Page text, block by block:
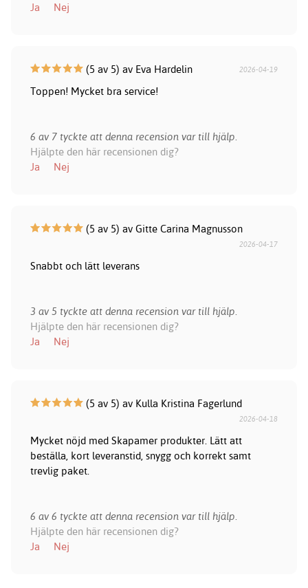
Ja
Nej
(5 av 5) av Eva Hardelin 2026-04-19
Toppen! Mycket bra service!
6 av 7 tyckte att denna recension var till hjälp.
Hjälpte den här recensionen dig?
Ja
Nej
(5 av 5) av Gitte Carina Magnusson
2026-04-17
Snabbt och lätt leverans
3 av 5 tyckte att denna recension var till hjälp.
Hjälpte den här recensionen dig?
Ja
Nej
(5 av 5) av Kulla Kristina Fagerlund
2026-04-18
Mycket nöjd med Skapamer produkter. Lätt att
beställa, kort leveranstid, snygg och korrekt samt
trevlig paket.
6 av 6 tyckte att denna recension var till hjälp.
Hjälpte den här recensionen dig?
Ja
Nej